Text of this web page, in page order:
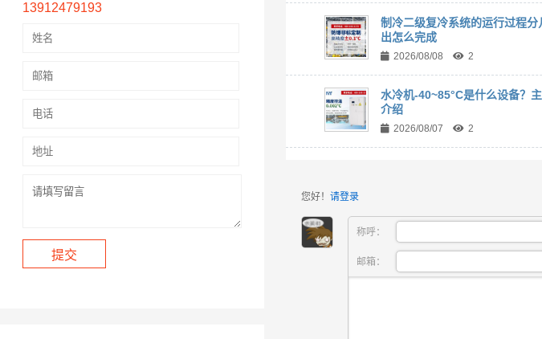
制冷二级复冷系统的运行过程分
出怎么完成
2026/08/08 2
水冷机-40~85°C是什么设备？
介绍
2026/08/07 2
您好！ 请登录
称呼：
邮箱：
13912479193